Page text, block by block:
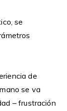
se
de
se va
– frustración